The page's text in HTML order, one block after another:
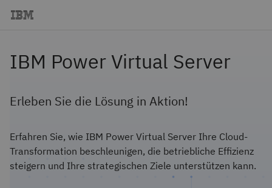
IBM Power Virtual Server
Erleben Sie die Lösung in Aktion!
Erfahren Sie, wie IBM Power Virtual Server Ihre Cloud-
Transformation beschleunigen, die betriebliche Effizienz
steigern und Ihre strategischen Ziele unterstützen kann.